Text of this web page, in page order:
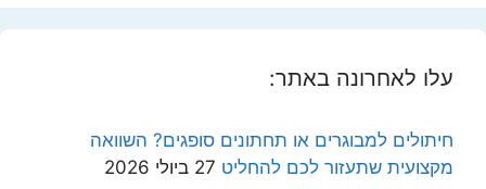
עלו לאחרונה באתר:
חיתולים למבוגרים או תחתונים סופגים? השוואה
מקצועית שתעזור לכם להחליט 27 ביולי 2026